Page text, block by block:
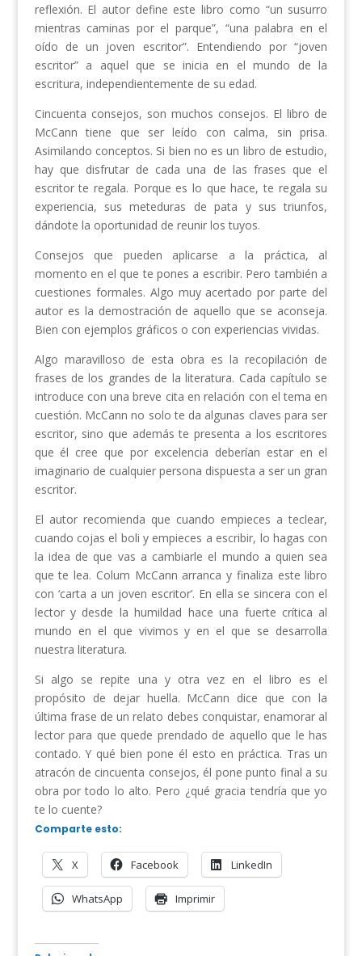
reflexión. El autor define este libro como “un susurro
mientras caminas por el parque”, “una palabra en el
oído de un joven escritor”. Entendiendo por “joven
escritor” a aquel que se inicia en el mundo de la
escritura, independientemente de su edad.
Cincuenta consejos, son muchos consejos. El libro de
McCann tiene que ser leído con calma, sin prisa.
Asimilando conceptos. Si bien no es un libro de estudio,
hay que disfrutar de cada una de las frases que el
escritor te regala. Porque es lo que hace, te regala su
experiencia, sus meteduras de pata y sus triunfos,
dándote la oportunidad de reunir los tuyos.
Consejos que pueden aplicarse a la práctica, al
momento en el que te pones a escribir. Pero también a
cuestiones formales. Algo muy acertado por parte del
autor es la demostración de aquello que se aconseja.
Bien con ejemplos gráficos o con experiencias vividas.
Algo maravilloso de esta obra es la recopilación de
frases de los grandes de la literatura. Cada capítulo se
introduce con una breve cita en relación con el tema en
cuestión. McCann no solo te da algunas claves para ser
escritor, sino que además te presenta a los escritores
que él cree que por excelencia deberían estar en el
imaginario de cualquier persona dispuesta a ser un gran
escritor.
El autor recomienda que cuando empieces a teclear,
cuando cojas el boli y empieces a escribir, lo hagas con
la idea de que vas a cambiarle el mundo a quien sea
que te lea. Colum McCann arranca y finaliza este libro
con ‘carta a un joven escritor’. En ella se sincera con el
lector y desde la humildad hace una fuerte crítica al
mundo en el que vivimos y en el que se desarrolla
nuestra literatura.
Si algo se repite una y otra vez en el libro es el
propósito de dejar huella. McCann dice que con la
última frase de un relato debes conquistar, enamorar al
lector para que quede prendado de aquello que le has
contado. Y qué bien pone él esto en práctica. Tras un
atracón de cincuenta consejos, él pone punto final a su
obra por todo lo alto. Pero ¿qué gracia tendría que yo
te lo cuente?
Comparte esto:
X Facebook LinkedIn
WhatsApp Imprimir